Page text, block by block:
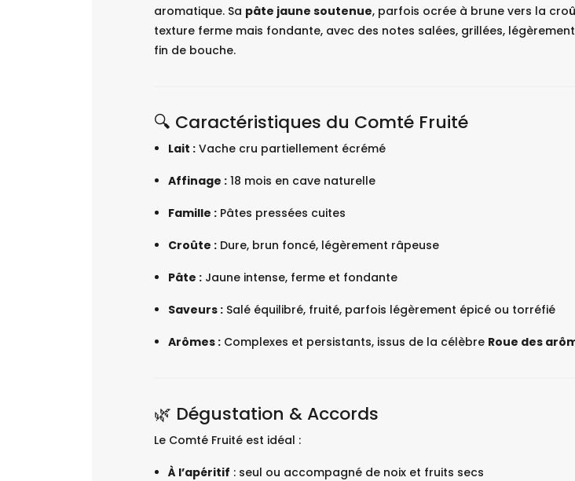
aromatique. Sa pâte jaune soutenue, parfois ocrée à brune vers la
texture ferme mais fondante, avec des notes salées, grillées,
fin de bouche.
🔍 Caractéristiques du Comté Fruité
Lait :Vache cru partiellement écrémé
Affinage :18 mois en cave naturelle
Famille :Pâtes pressées cuites
Croûte :Dure, brun foncé, légèrement râpeuse
Pâte :Jaune intense, ferme et fondante
Saveurs :Salé équilibré, fruité, parfois légèrement épicé ou torréfié
Arômes :Complexes et persistants, issus de la célèbre Roue des
🌿 Dégustation & Accords
Le Comté Fruité est idéal :
À l’apéritif : seul ou accompagné de noix et fruits secs